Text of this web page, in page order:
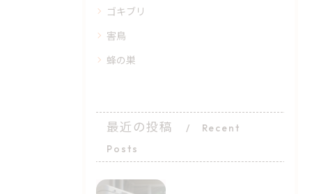
ゴキブリ
害鳥
蜂の巣
最近の投稿
Recent
Posts